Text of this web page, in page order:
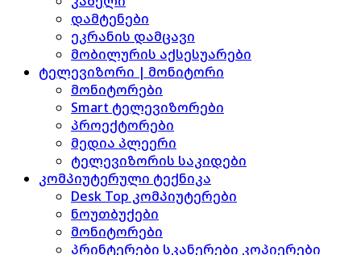
დამტენები
ეკრანის დამცავი
მობილურის აქსესუარები
ტელევიზორი | მონიტორი
მონიტორები
Smart ტელევიზორები
პროექტორები
მედია პლეერი
ტელევიზორის საკიდები
კომპიუტერული ტექნიკა
Desk Top კომპიუტერები
ნოუთბუქები
მონიტორები
პრინტერები სკანერები კოპიერები